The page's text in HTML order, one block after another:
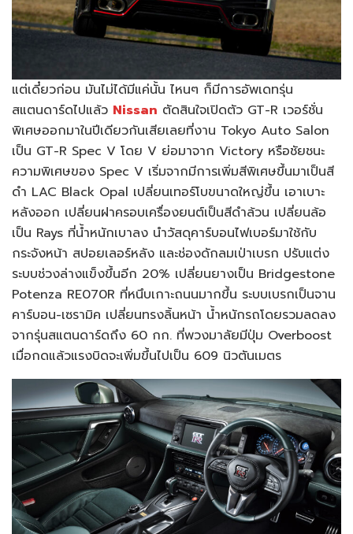
แต่เดี๋ยวก่อน มันไม่ได้มีแค่นั้น ไหนๆ ก็มีการอัพเดทรุ่น
สแตนดาร์ดไปแล้ว Nissan ตัดสินใจเปิดตัว GT-R เวอร์ชั่น
พิเศษออกมาในปีเดียวกันเสียเลยที่งาน Tokyo Auto Salon
เป็น GT-R Spec V โดย V ย่อมาจาก Victory หรือชัยชนะ
ความพิเศษของ Spec V เริ่มจากมีการเพิ่มสีพิเศษขึ้นมาเป็นสี
ดำ LAC Black Opal เปลี่ยนเทอร์โบขนาดใหญ่ขึ้น เอาเบาะ
หลังออก เปลี่ยนฝาครอบเครื่องยนต์เป็นสีดำล้วน เปลี่ยนล้อ
เป็น Rays ที่น้ำหนักเบาลง นำวัสดุคาร์บอนไฟเบอร์มาใช้กับ
กระจังหน้า สปอยเลอร์หลัง และช่องดักลมเป่าเบรก ปรับแต่ง
ระบบช่วงล่างแข็งขึ้นอีก 20% เปลี่ยนยางเป็น Bridgestone
Potenza RE070R ที่หนึบเกาะถนนมากขึ้น ระบบเบรกเป็นจาน
คาร์บอน-เซรามิค เปลี่ยนทรงลิ้นหน้า น้ำหนักรถโดยรวมลดลง
จากรุ่นสแตนดาร์ดถึง 60 กก. ที่พวงมาลัยมีปุ่ม Overboost
เมื่อกดแล้วแรงบิดจะเพิ่มขึ้นไปเป็น 609 นิวตันเมตร